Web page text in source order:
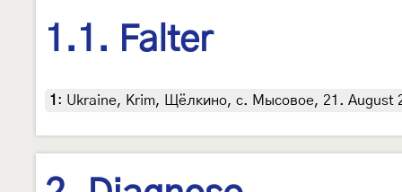
1.1. Falter
1 : Ukraine, Krim, Щёлкино, с. Мысовое, 21. August